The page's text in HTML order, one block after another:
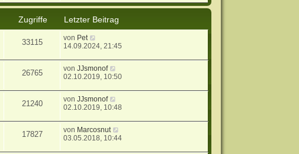
Zugriffe
Letzter Beitrag
33115 von Pet
14.09.2024, 21:45
26765 vonJJsmonof
02.10.2019, 10:50
21240 vonJJsmonof
02.10.2019, 10:48
17827 von Marcosnut
03.05.2018, 10:44